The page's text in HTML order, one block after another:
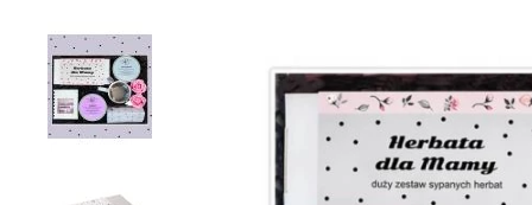
Przejdź
na
koniec
galerii